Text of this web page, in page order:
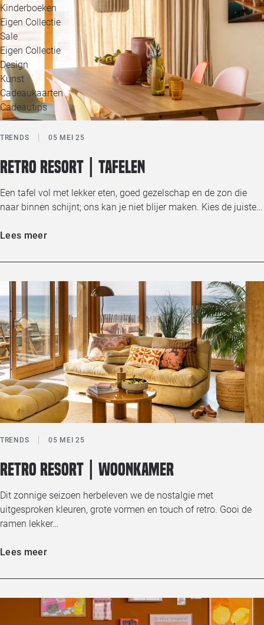
Kinderboeken
Eigen Collectie
Sale
Eigen Collectie
Design
Kunst
Cadeaukaarten
Cadeautips
TRENDS 05 MEI 25
Retro resort | Tafelen
Een tafel vol met lekker eten, goed gezelschap en de zon die
naar binnen schijnt; ons kan je niet blijer maken. Kies de juiste…
Lees meer
TRENDS 05 MEI 25
Retro resort | Woonkamer
Dit zonnige seizoen herbeleven we de nostalgie met
uitgesproken kleuren, grote vormen en touch of retro. Gooi de
ramen lekker…
Lees meer